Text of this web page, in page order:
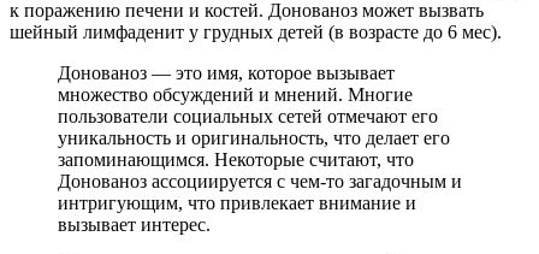
к поражению печени и костей. Донованоз может вызвать
шейный лимфаденит у грудных детей (в возрасте до 6 мес).
Донованоз — это имя, которое вызывает
множество обсуждений и мнений. Многие
пользователи социальных сетей отмечают его
уникальность и оригинальность, что делает его
запоминающимся. Некоторые считают, что
Донованоз ассоциируется с чем-то загадочным и
интригующим, что привлекает внимание и
вызывает интерес.